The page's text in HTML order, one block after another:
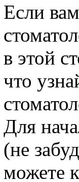
Если
в этой
что
Для
(не
можете